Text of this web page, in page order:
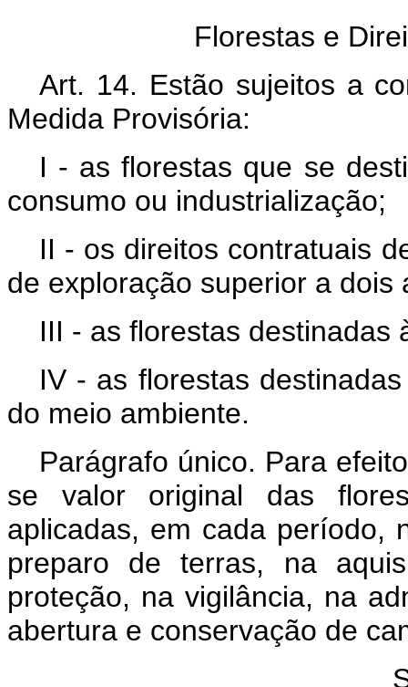
Florestas e
Art. 14. Estão sujeitos a
Medida Provisória:
I - as florestas que se
consumo ou industrialização;
II - os direitos contratuais
de exploração superior a dois
III - as florestas destinadas
IV - as florestas
do meio ambiente.
Parágrafo único. Para
se valor original das
aplicadas, em cada período,
preparo de terras, na
proteção, na vigilância, na
abertura e conservação de